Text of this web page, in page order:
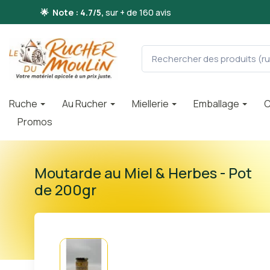
🌟 Note : 4.7/5, sur + de 160 avis
Ruche Au Rucher Miellerie Emballage
Promos
Moutarde au Miel & Herbes - Pot
de 200gr